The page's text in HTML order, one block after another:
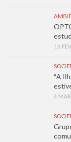
16
“A
4